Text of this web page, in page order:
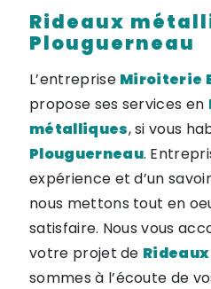
Rideaux métalliques à
Plouguerneau
L’entreprise Miroiterie
propose ses services en
métalliques, si vous
Plouguerneau.
expérience et d’un
nous mettons tout en
satisfaire. Nous vous
votre projet de
sommes à l’écoute de